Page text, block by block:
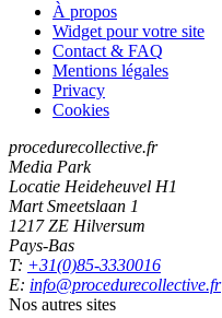
À propos
Widget pour votre site
Contact & FAQ
Mentions légales
Privacy
Cookies
procedurecollective.fr
Media Park
Locatie Heideheuvel H1
Mart Smeetslaan 1
1217 ZE Hilversum
Pays-Bas
T: +31(0)85-3330016
E: info@procedurecollective.fr
Nos autres sites